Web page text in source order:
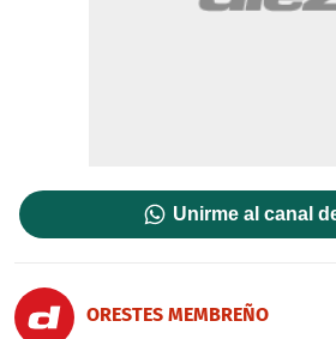
Unirme al canal
ORESTES MEMBREÑO